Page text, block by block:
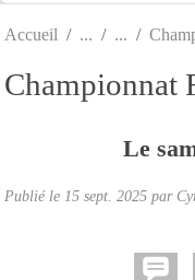
Accueil
Championnat
Le
Publié le 15 sept. 2025 par